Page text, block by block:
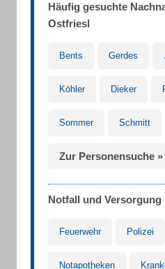
Häufig gesuchte
Ostfriesl
Bents Gerdes
Köhler Dieker
Sommer Schmitt
Zur Personensuche »
Notfall und
Feuerwehr Polizei
Notapotheken